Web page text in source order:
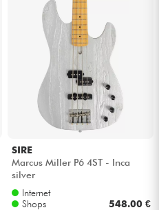
SIRE
Marcus Miller P6 4ST - Inca
silver
Internet
Shops
548.00 €